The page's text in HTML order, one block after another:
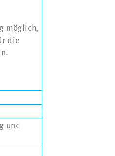
möglich,
die
und